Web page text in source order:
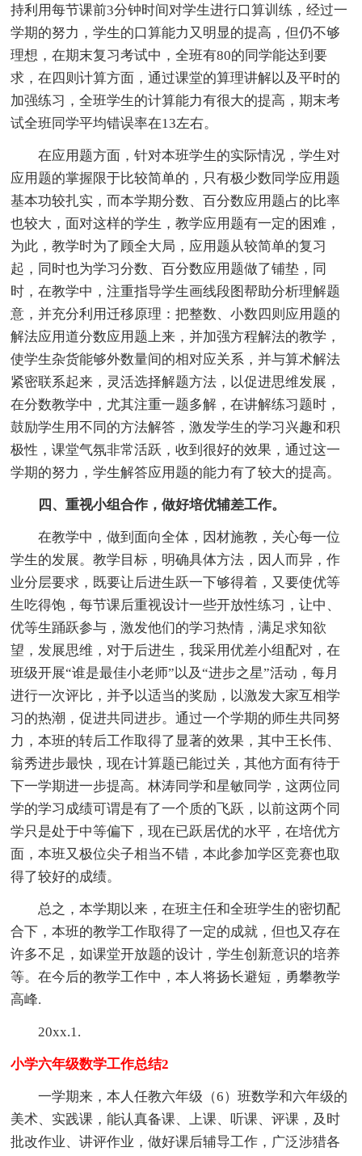
持利用每节课前3分钟时间对学生进行口算训练，经过一
学期的努力，学生的口算能力又明显的提高，但仍不够
理想，在期末复习考试中，全班有80的同学能达到要
求，在四则计算方面，通过课堂的算理讲解以及平时的
加强练习，全班学生的计算能力有很大的提高，期末考
试全班同学平均错误率在13左右。
在应用题方面，针对本班学生的实际情况，学生对
应用题的掌握限于比较简单的，只有极少数同学应用题
基本功较扎实，而本学期分数、百分数应用题占的比率
也较大，面对这样的学生，教学应用题有一定的困难，
为此，教学时为了顾全大局，应用题从较简单的复习
起，同时也为学习分数、百分数应用题做了铺垫，同
时，在教学中，注重指导学生画线段图帮助分析理解题
意，并充分利用迁移原理：把整数、小数四则应用题的
解法应用道分数应用题上来，并加强方程解法的教学，
使学生杂货能够外数量间的相对应关系，并与算术解法
紧密联系起来，灵活选择解题方法，以促进思维发展，
在分数教学中，尤其注重一题多解，在讲解练习题时，
鼓励学生用不同的方法解答，激发学生的学习兴趣和积
极性，课堂气氛非常活跃，收到很好的效果，通过这一
学期的努力，学生解答应用题的能力有了较大的提高。
四、重视小组合作，做好培优辅差工作。
在教学中，做到面向全体，因材施教，关心每一位
学生的发展。教学目标，明确具体方法，因人而异，作
业分层要求，既要让后进生跃一下够得着，又要使优等
生吃得饱，每节课后重视设计一些开放性练习，让中、
优等生踊跃参与，激发他们的学习热情，满足求知欲
望，发展思维，对于后进生，我采用优差小组配对，在
班级开展“谁是最佳小老师”以及“进步之星”活动，每月
进行一次评比，并予以适当的奖励，以激发大家互相学
习的热潮，促进共同进步。通过一个学期的师生共同努
力，本班的转后工作取得了显著的效果，其中王长伟、
翁秀进步最快，现在计算题已能过关，其他方面有待于
下一学期进一步提高。林涛同学和星敏同学，这两位同
学的学习成绩可谓是有了一个质的飞跃，以前这两个同
学只是处于中等偏下，现在已跃居优的水平，在培优方
面，本班又极位尖子相当不错，本此参加学区竞赛也取
得了较好的成绩。
总之，本学期以来，在班主任和全班学生的密切配
合下，本班的教学工作取得了一定的成就，但也又存在
许多不足，如课堂开放题的设计，学生创新意识的培养
等。在今后的教学工作中，本人将扬长避短，勇攀教学
高峰.
20xx.1.
小学六年级数学工作总结2
一学期来，本人任教六年级（6）班数学和六年级的
美术、实践课，能认真备课、上课、听课、评课，及时
批改作业、讲评作业，做好课后辅导工作，广泛涉猎各